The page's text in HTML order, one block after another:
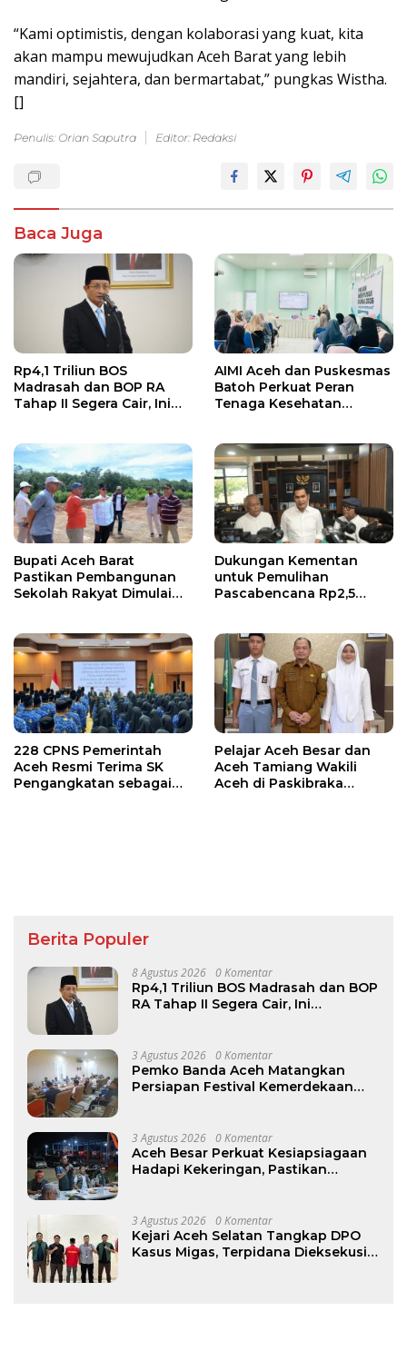
“Kami optimistis, dengan kolaborasi yang kuat, kita
akan mampu mewujudkan Aceh Barat yang lebih
mandiri, sejahtera, dan bermartabat,” pungkas Wistha.
[]
Penulis: Orian Saputra Editor: Redaksi
Baca Juga
Rp4,1 Triliun BOS
Madrasah dan BOP RA
Tahap II Segera Cair, Ini
AIMI Aceh dan Puskesmas
Batoh Perkuat Peran
Tenaga Kesehatan
Bupati Aceh Barat
Pastikan Pembangunan
Sekolah Rakyat Dimulai
Dukungan Kementan
untuk Pemulihan
Pascabencana Rp2,5
228 CPNS Pemerintah
Aceh Resmi Terima SK
Pengangkatan sebagai
Pelajar Aceh Besar dan
Aceh Tamiang Wakili
Aceh di Paskibraka
Berita Populer
8 Agustus 2026 0 Komentar
Rp4,1 Triliun BOS Madrasah dan BOP
RA Tahap II Segera Cair, Ini
3 Agustus 2026 0 Komentar
Pemko Banda Aceh Matangkan
Persiapan Festival Kemerdekaan
3 Agustus 2026 0 Komentar
Aceh Besar Perkuat Kesiapsiagaan
Hadapi Kekeringan, Pastikan
3 Agustus 2026 0 Komentar
Kejari Aceh Selatan Tangkap DPO
Kasus Migas, Terpidana Dieksekusi